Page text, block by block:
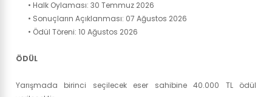
• Halk Oylaması: 30 Temmuz 2026
• Sonuçların Açıklanması: 07 Ağustos 2026
• Ödül Töreni: 10 Ağustos 2026
ÖDÜL
Yarışmada birinci seçilecek eser sahibine 40.000 TL ödül